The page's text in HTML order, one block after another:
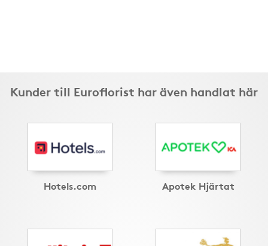
Kunder till Euroflorist har även handlat här
Hotels.com Apotek Hjärtat